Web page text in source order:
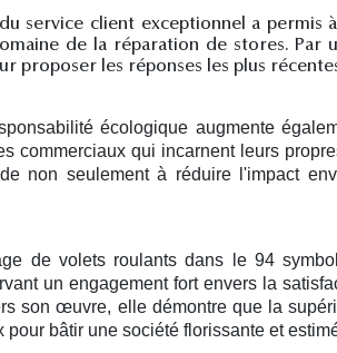
service client exceptionnel a
de la réparation de stores. Par
proposer les réponses les plus
écologique augmente
commerciaux qui incarnent leurs
non seulement à réduire l'impact
de volets roulants dans le 94
un engagement fort envers la
son œuvre, elle démontre que la
bâtir une société florissante et